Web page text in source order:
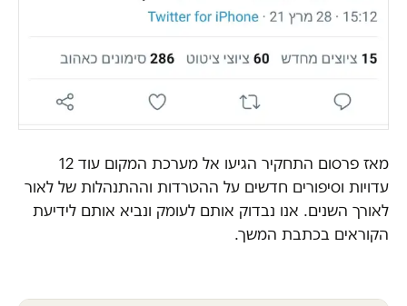
מאז פרסום התחקיר הגיעו אל מערכת המקום עוד 12
עדויות וסיפורים חדשים על ההטרדות וההתנהלות של לאור
לאורך השנים. אנו נבדוק אותם לעומק ונביא אותם לידיעת
הקוראים בכתבת המשך.